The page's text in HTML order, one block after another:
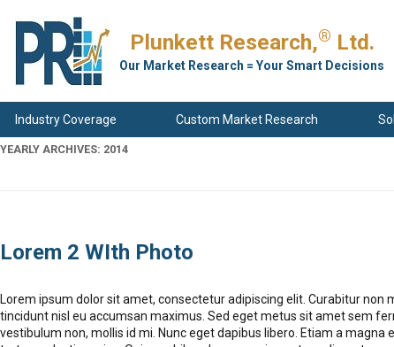
Plunkett Research,® Ltd.
Our Market Research = Your Smart Decisions
Industry Coverage Custom Market Research
YEARLY ARCHIVES: 2014
Lorem 2 WIth Photo
Lorem ipsum dolor sit amet, consectetur adipiscing elit. Curabitur
tincidunt nisl eu accumsan maximus. Sed eget metus sit amet sem
vestibulum non, mollis id mi. Nunc eget dapibus libero. Etiam a